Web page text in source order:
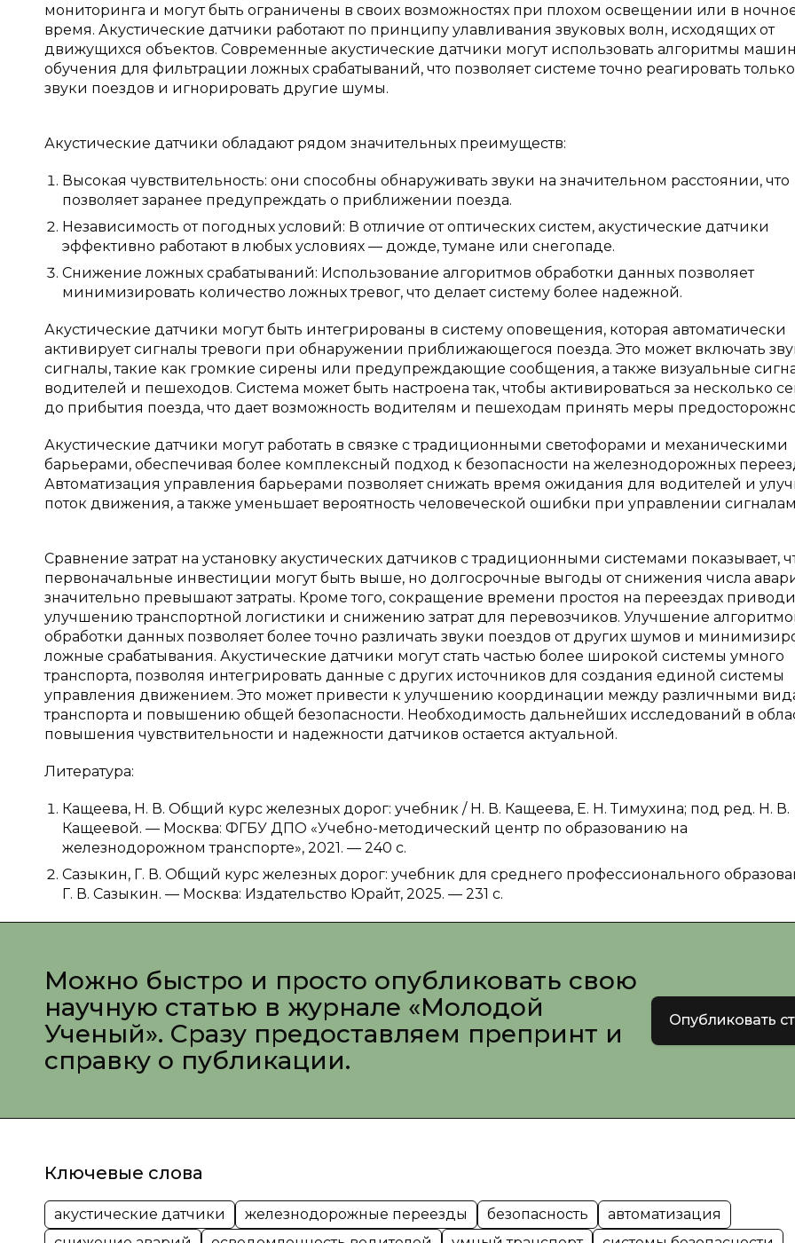
мониторинга и могут быть ограничены в своих возможностях при плохом освещении или в
время. Акустические датчики работают по принципу улавливания звуковых волн, исходящих от
движущихся объектов. Современные акустические датчики могут использовать алгоритмы
обучения для фильтрации ложных срабатываний, что позволяет системе точно реагировать
звуки поездов и игнорировать другие шумы.
Акустические датчики обладают рядом значительных преимуществ:
Высокая чувствительность: они способны обнаруживать звуки на значительном расстоянии, что
позволяет заранее предупреждать о приближении поезда.
Независимость от погодных условий: В отличие от оптических систем, акустические датчики
эффективно работают в любых условиях — дожде, тумане или снегопаде.
Снижение ложных срабатываний: Использование алгоритмов обработки данных позволяет
минимизировать количество ложных тревог, что делает систему более надежной.
Акустические датчики могут быть интегрированы в систему оповещения, которая автоматически
активирует сигналы тревоги при обнаружении приближающегося поезда. Это может включать
сигналы, такие как громкие сирены или предупреждающие сообщения, а также визуальные
водителей и пешеходов. Система может быть настроена так, чтобы активироваться за несколько
до прибытия поезда, что дает возможность водителям и пешеходам принять меры
Акустические датчики могут работать в связке с традиционными светофорами и механическими
барьерами, обеспечивая более комплексный подход к безопасности на железнодорожных
Автоматизация управления барьерами позволяет снижать время ожидания для водителей и
поток движения, а также уменьшает вероятность человеческой ошибки при управлении
Сравнение затрат на установку акустических датчиков с традиционными системами показывает,
первоначальные инвестиции могут быть выше, но долгосрочные выгоды от снижения числа
значительно превышают затраты. Кроме того, сокращение времени простоя на переездах
улучшению транспортной логистики и снижению затрат для перевозчиков. Улучшение
обработки данных позволяет более точно различать звуки поездов от других шумов и
ложные срабатывания. Акустические датчики могут стать частью более широкой системы умного
транспорта, позволяя интегрировать данные с других источников для создания единой системы
управления движением. Это может привести к улучшению координации между различными
транспорта и повышению общей безопасности. Необходимость дальнейших исследований в
повышения чувствительности и надежности датчиков остается актуальной.
Литература:
Кащеева, Н. В. Общий курс железных дорог: учебник / Н. В. Кащеева, Е. Н. Тимухина; под ред. Н. В.
Кащеевой. — Москва: ФГБУ ДПО «Учебно-методический центр по образованию на
железнодорожном транспорте», 2021. — 240 с.
Сазыкин, Г. В. Общий курс железных дорог: учебник для среднего профессионального
Г. В. Сазыкин. — Москва: Издательство Юрайт, 2025. — 231 с.
Можно быстро и просто опубликовать свою
научную статью в журнале «Молодой
Ученый». Сразу предоставляем препринт и
справку о публикации.
Опубликовать
Ключевые слова
акустические датчики железнодорожные переезды безопасность
автоматизация